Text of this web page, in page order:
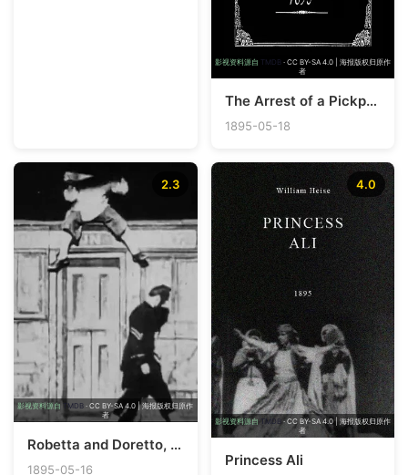
影视资料源自 TMDB· CC BY-SA 4.0 | 海报版权归原作
者
The Arrest of a Pickpocket
1895-05-18
影视资料源自TMDB · CC BY-SA 4.0 | 海报版权归原作
者
2.3
Robetta and Doretto, No. 1
1895-05-16
影视资料源自 TMDB· CC BY-SA 4.0 | 海报版权归原作
者
4.0
Princess Ali